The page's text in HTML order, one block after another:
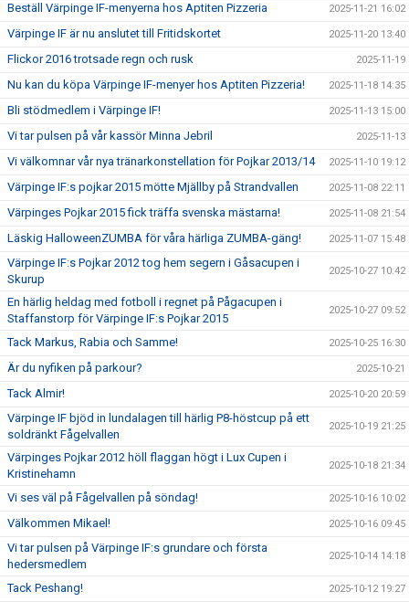
Beställ Värpinge IF-menyerna hos Aptiten Pizzeria 2025-11-21 16:02
Värpinge IF är nu anslutet till Fritidskortet 2025-11-20 13:40
Flickor 2016 trotsade regn och rusk 2025-11-19
Nu kan du köpa Värpinge IF-menyer hos Aptiten Pizzeria! 2025-11-18 14:35
Bli stödmedlem i Värpinge IF! 2025-11-13 15:00
Vi tar pulsen på vår kassör Minna Jebril 2025-11-13
Vi välkomnar vår nya tränarkonstellation för Pojkar 2013/14 2025-11-10 19:12
Värpinge IF:s pojkar 2015 mötte Mjällby på Strandvallen 2025-11-08 22:11
Värpinges Pojkar 2015 fick träffa svenska mästarna! 2025-11-08 21:54
Läskig HalloweenZUMBA för våra härliga ZUMBA-gäng! 2025-11-07 15:48
Värpinge IF:s Pojkar 2012 tog hem segern i Gåsacupen i
Skurup
2025-10-27 10:42
En härlig heldag med fotboll i regnet på Pågacupen i
Staffanstorp för Värpinge IF:s Pojkar 2015
2025-10-27 09:52
Tack Markus, Rabia och Samme! 2025-10-25 16:30
Är du nyfiken på parkour? 2025-10-21
Tack Almir! 2025-10-20 20:59
Värpinge IF bjöd in lundalagen till härlig P8-höstcup på ett
soldränkt Fågelvallen
2025-10-19 21:25
Värpinges Pojkar 2012 höll flaggan högt i Lux Cupen i
Kristinehamn
2025-10-18 21:34
Vi ses väl på Fågelvallen på söndag! 2025-10-16 10:02
Välkommen Mikael! 2025-10-16 09:45
Vi tar pulsen på Värpinge IF:s grundare och första
hedersmedlem
2025-10-14 14:18
Tack Peshang! 2025-10-12 19:27